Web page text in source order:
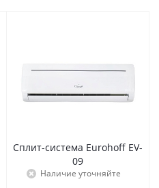
Сплит-система Eurohoff EV-
09
Наличие уточняйте